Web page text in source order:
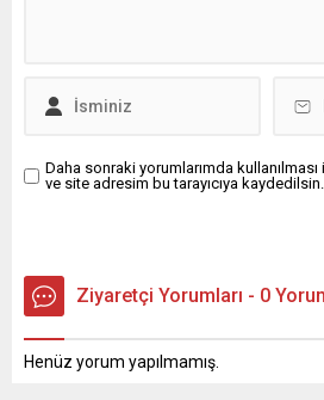
Delen mesajında şu
Daha sonraki yorumlarımda
ve site adresim bu tarayıcıya kaydedilsin.
Ziyaretçi Yorumları - 0
Henüz yorum yapılmamış.